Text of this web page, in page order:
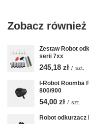
Zobacz również
Zestaw Robot
serii 7xx
245,18 zł / szt.
I-Robot Roomba
800/900
54,00 zł / szt.
Robot odkurzacz